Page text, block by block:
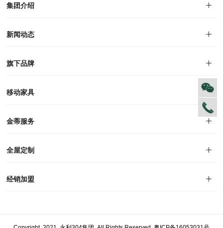
集团介绍
移动家具
企业文化
人才招聘
商学院
VR全景展厅
董事长介绍
新闻动态
旗下品牌
品牌文化
荣誉资质
产品专利
电子画册
移动家具
迪尚
西瑞
洛斯
里奥
洛卡
美舍
新古典
纯美
金蒂服务
售后服务
防伪识别
投诉建议
全屋定制
风格定制
空间定制
户型案例
材质展示
预约量尺
经销加盟